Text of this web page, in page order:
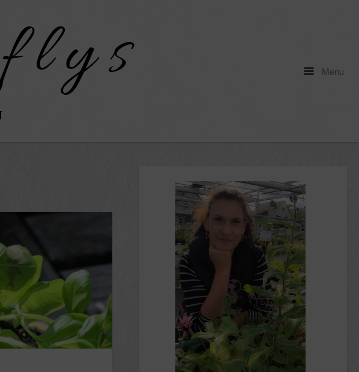
MenuMenu